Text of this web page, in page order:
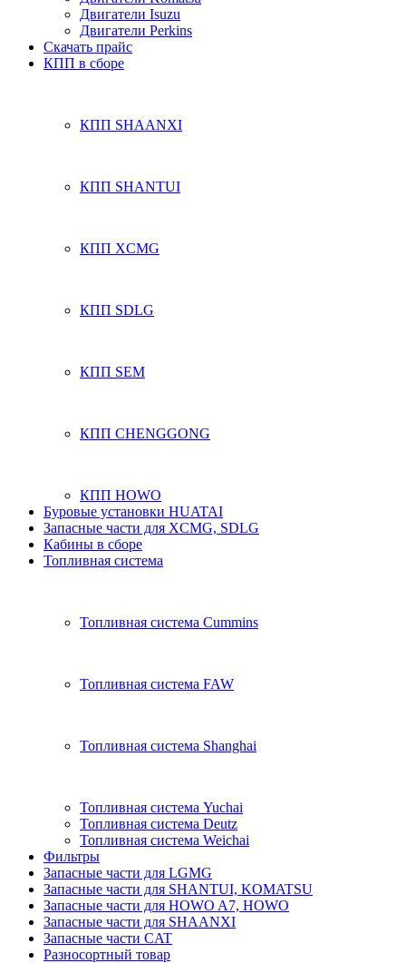
Двигатели Isuzu
Двигатели Perkins
Скачать прайс
КПП в сборе
КПП SHAANXI
КПП SHANTUI
КПП XCMG
КПП SDLG
КПП SEM
КПП CHENGGONG
КПП HOWO
Буровые установки HUATAI
Запасные части для XCMG, SDLG
Кабины в сборе
Топливная система
Топливная система Cummins
Топливная система FAW
Топливная система Shanghai
Топливная система Yuchai
Топливная система Deutz
Топливная система Weichai
Фильтры
Запасные части для LGMG
Запасные части для SHANTUI, KOMATSU
Запасные части для HOWO A7, HOWO
Запасные части для SHAANXI
Запасные части CAT
Разносортный товар